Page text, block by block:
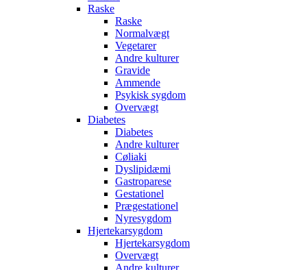
Raske
Raske
Normalvægt
Vegetarer
Andre kulturer
Gravide
Ammende
Psykisk sygdom
Overvægt
Diabetes
Diabetes
Andre kulturer
Cøliaki
Dyslipidæmi
Gastroparese
Gestationel
Prægestationel
Nyresygdom
Hjertekarsygdom
Hjertekarsygdom
Overvægt
Andre kulturer